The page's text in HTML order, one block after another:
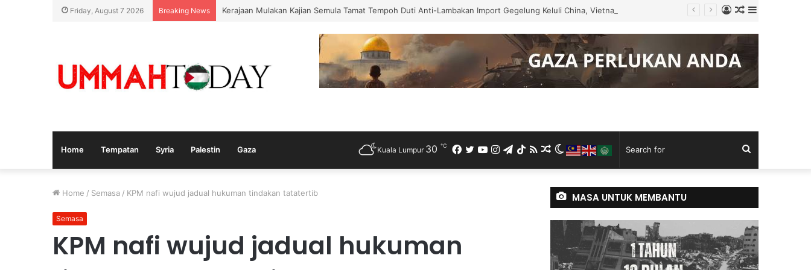
Friday, August 7 2026 Breaking News Kerajaan Mulakan Kajian Semula Tamat Tempoh Duti Anti-Lambakan Import Gegelung Keluli China, Vietnam
Random
Article
Log
In
Home Tempatan Syria Palestin Gaza
for
Switch
skin
Random
Article
RSS
TikTok
Telegram
Instagram
YouTube
Twitter
Facebook
Kuala Lumpur 30 ℃
Home / Semasa / KPM nafi wujud jadual hukuman tindakan tatatertib
Semasa
KPM nafi wujud jadual hukuman
MASA UNTUK MEMBANTU